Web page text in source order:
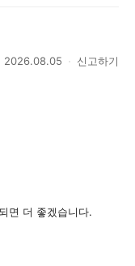
2026.08.05 신고하기
면 더 좋겠습니다.